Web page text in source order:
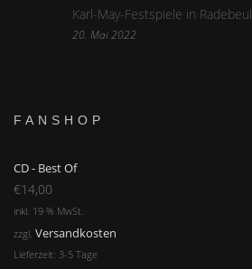
Karl-May-Festspiele in Radebeul
20. Mai 2022
FANSHOP
CD - Best Of
€14,00
inkl. 19 % MwSt.
zzgl. Versandkosten
Lieferzeit: 3-5 Tage